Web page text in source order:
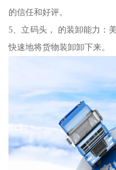
的信任和好评。
5、立码头， 的装卸能力：
快速地将货物装卸卸下来。